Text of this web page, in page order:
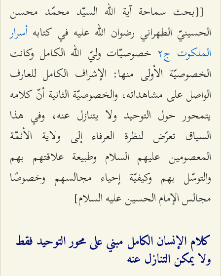
[[بحث سماحة آية الله السيّد محمّد محسن
الحسينيّ الطهراني رضوان الله عليه في كتابه أسرار
الملكوت ج٢ خصوصيّات وليّ الله الكامل وكانت
الخصوصيّة الأولى منها: الإشراف الكامل للعارف
الواصل على مشاهداته‌، والخصوصيّة الثانية أنّ كلامه
يتمحور حول التوحيد ولا يتنازل عنه، وفي هذا
السياق تعرّض لنظرة العرفاء إلى ولاية الأئمّة
المعصومين عليهم السلام وطبيعة علاقتهم بهم
والتوسّل بهم وكيفيّة إحياء مجالسهم وخصوصًا
مجالس الإمام الحسين عليه السلام]
كلام الإنسان الكامل مبني على محور التوحيد فقط
ولا يمكن التنازل عنه‌